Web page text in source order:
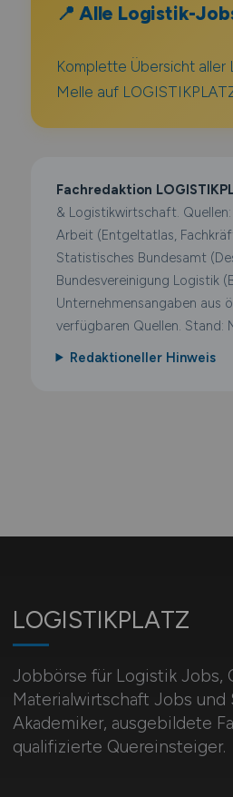
📍 Alle Logistik-
Komplette Übersicht aller
Melle auf
Fachredaktion
& Logistikwirtschaft.
Arbeit (Entgeltatlas,
Statistisches Bundesamt
Bundesvereinigung Logistik
Unternehmensangaben aus
verfügbaren Quellen. Stand:
Redaktioneller Hinweis
LOGISTIKPLATZ
Jobbörse für Logistik Jobs,
Materialwirtschaft Jobs
Akademiker, ausgebildete
qualifizierte Quereinsteiger.